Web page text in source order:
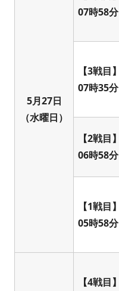
5月27日
（水曜日）
07時58分
【3戦目】
07時35分
【2戦目】
06時58分
【1戦目】
05時58分
【4戦目】